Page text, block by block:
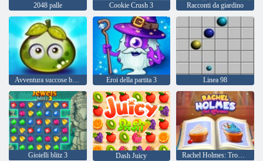
2048 palle Cookie Crush 3 Racconti da giardino
Avventura succose bacche Eroi della partita 3 Linea 98
Gioielli blitz 3 Dash Juicy